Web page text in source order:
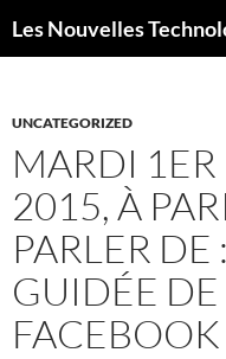
auLes Nouvelles
UNCATEGORIZED
MARDI
2015, À
PARLER DE
GUIDÉE
FACEBOOK